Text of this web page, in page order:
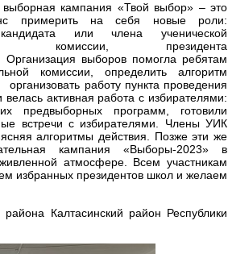
выборная кампания «Твой выбор» – это
примерить на себя новые роли:
или члена ученической
комиссии, президента
Организация выборов помогла ребятам
комиссии, определить алгоритм
работу пункта проведения
активная работа с избирателями:
предвыборных программ, готовили
встречи с избирателями. Члены УИК
алгоритмы действия. Позже эти же
кампания «Выборы-2023» в
атмосфере. Всем участникам
избранных президентов школ и желаем
Калтасинский район Республики